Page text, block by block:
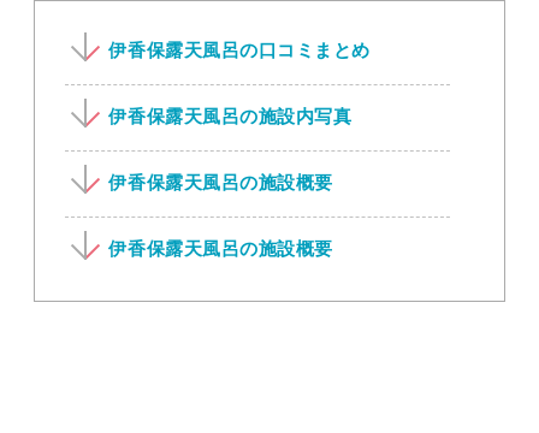
伊香保露天風呂の口コミまとめ
伊香保露天風呂の施設内写真
伊香保露天風呂の施設概要
伊香保露天風呂の施設概要